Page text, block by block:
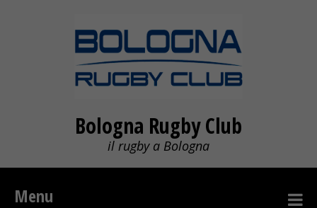
Bologna Rugby Club
il rugby a Bologna
Menu